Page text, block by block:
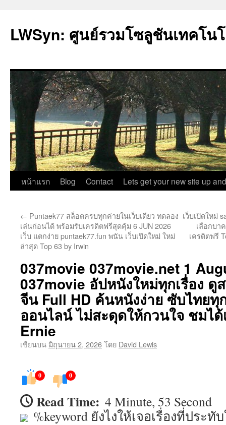
LWSyn: ศูนย์รวมโซลูชันเทคโน
ข้าม
ยัง
เนื้อหา
หน้าแรก Blog Contact Lets get your new site up
← Puntaek77 สล็อตครบทุกค่ายในเว็บเดียว ทดลอง
เล่นก่อนได้ พร้อมรับเครดิตฟรีสุดคุ้ม 6 JUN 2026
เว็บ แตกง่าย puntaek77.fun พนัน เว็บเปิดใหม่ ใหม่
ล่าสุด Top 63 by Irwin
เว็บเปิดใหม่
เลือกบา
เครดิตฟรี
037movie 037movie.net 1
037movie อัปหนังใหม่ทุกเรื่อง ดู
จีน Full HD ค้นหนังง่าย ซับไทยทุ
ออนไลน์ ไม่สะดุดให้กวนใจ ชมไ
Ernie
เขียนบน มิถุนายน 2, 2026โดย David Lewis
0 0
Read Time: 4 Minute, 53 Second
%keyword ยังไงให้เจอเรื่องที่ประ